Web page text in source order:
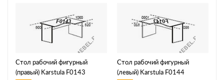
Стол рабочий фигурный
(правый) Karstula F0143
Стол рабочий фигурный
(левый) Karstula F0144